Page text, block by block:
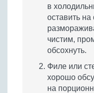
в
оставить на
чистим,
обсохнуть.
Филе или
хорошо
на